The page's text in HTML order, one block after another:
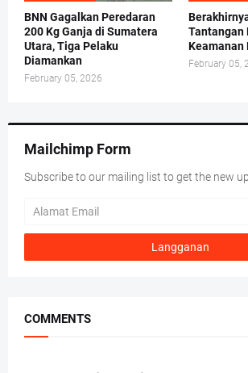
BNN Gagalkan Peredaran
200 Kg Ganja di Sumatera
Utara, Tiga Pelaku
Diamankan
February 05, 2026
Tantangan
Keamanan
February 05,
Mailchimp Form
Subscribe to our mailing list to get the new
COMMENTS